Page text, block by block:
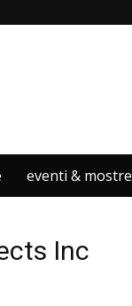
eventi & mostre
Inc